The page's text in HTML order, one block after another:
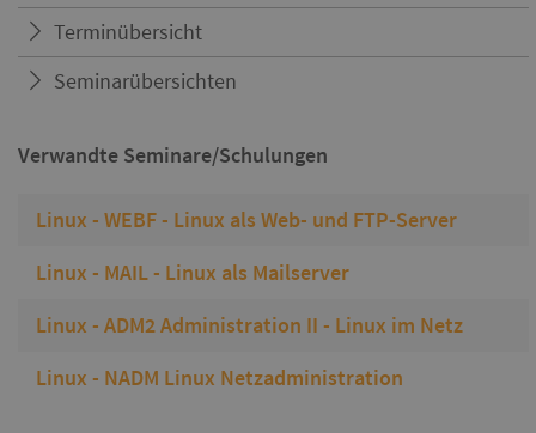
Terminübersicht
Seminarübersichten
Verwandte Seminare/Schulungen
Linux - WEBF - Linux als Web- und FTP-Server
Linux - MAIL - Linux als Mailserver
Linux - ADM2 Administration II - Linux im Netz
Linux - NADM Linux Netzadministration